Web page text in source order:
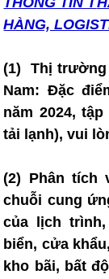
HÀNG,
(1) Thị trường
Nam: Đặc
năm 2024,
tải lạnh), vui
(2) Phân tích
chuỗi cung
của lịch
biển, cửa
kho bãi, bất